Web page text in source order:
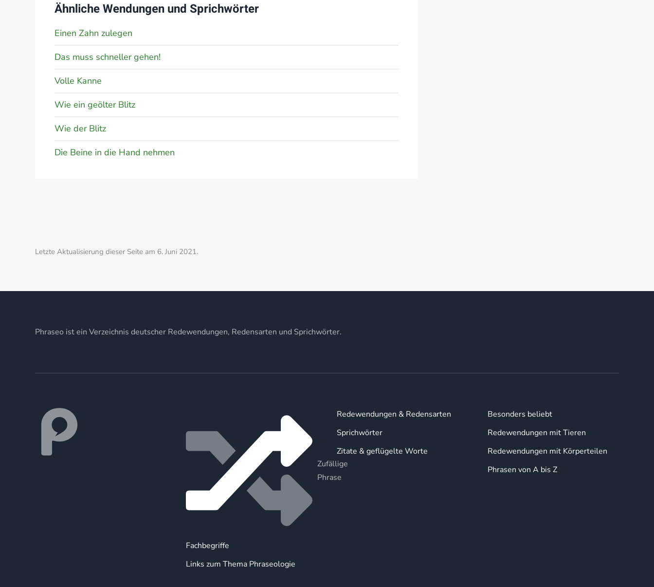
Ähnliche Wendungen und Sprichwörter
Einen Zahn zulegen
Das muss schneller gehen!
Volle Kanne
Wie ein geölter Blitz
Wie der Blitz
Die Beine in die Hand nehmen
Letzte Aktualisierung dieser Seite am 6. Juni 2021.
Phraseo ist ein Verzeichnis deutscher Redewendungen, Redensarten und Sprichwörter.
Zufällige
Phrase
Fachbegriffe
Links zum Thema Phraseologie
Redewendungen & Redensarten
Sprichwörter
Zitate & geflügelte Worte
Besonders beliebt
Redewendungen mit Tieren
Redewendungen mit Körperteilen
Phrasen von A bis Z